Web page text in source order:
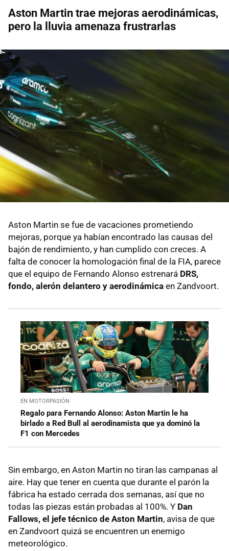
Aston Martin trae mejoras aerodinámicas,
pero la lluvia amenaza frustrarlas
Aston Martin se fue de vacaciones prometiendo
mejoras, porque ya habían encontrado las causas del
bajón de rendimiento, y han cumplido con creces. A
falta de conocer la homologación final de la FIA, parece
que el equipo de Fernando Alonso estrenará DRS,
fondo, alerón delantero y aerodinámica en Zandvoort.
EN MOTORPASIÓN
Regalo para Fernando Alonso: Aston Martin le ha
birlado a Red Bull al aerodinamista que ya dominó la
F1 con Mercedes
Sin embargo, en Aston Martin no tiran las campanas al
aire. Hay que tener en cuenta que durante el parón la
fábrica ha estado cerrada dos semanas, así que no
todas las piezas están probadas al 100%. Y Dan
Fallows, el jefe técnico de Aston Martin, avisa de que
en Zandvoort quizá se encuentren un enemigo
meteorológico.